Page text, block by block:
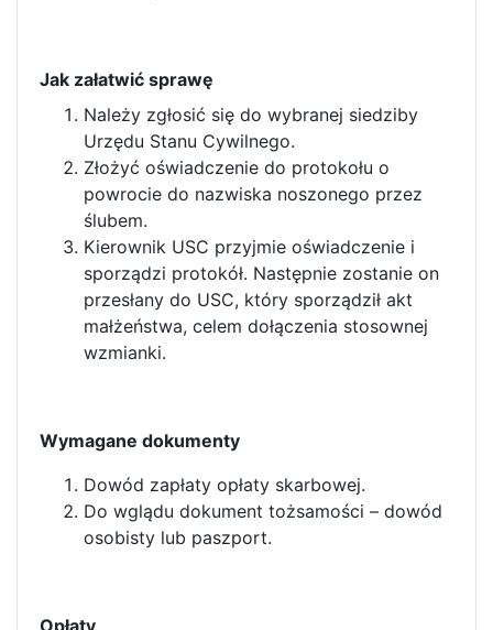
Jak załatwić sprawę
Należy zgłosić się do wybranej siedziby
Urzędu Stanu Cywilnego.
Złożyć oświadczenie do protokołu o
powrocie do nazwiska noszonego przez
ślubem.
Kierownik USC przyjmie oświadczenie i
sporządzi protokół. Następnie zostanie on
przesłany do USC, który sporządził akt
małżeństwa, celem dołączenia stosownej
wzmianki.
Wymagane dokumenty
Dowód zapłaty opłaty skarbowej.
Do wglądu dokument tożsamości – dowód
osobisty lub paszport.
Opłaty